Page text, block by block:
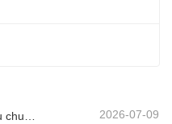
2026-07-09